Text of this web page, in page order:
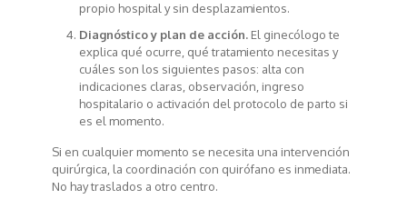
propio hospital y sin desplazamientos.
Diagnóstico y plan de acción.El ginecólogo te
explica qué ocurre, qué tratamiento necesitas y
cuáles son los siguientes pasos: alta con
indicaciones claras, observación, ingreso
hospitalario o activación del protocolo de parto si
es el momento.
Si en cualquier momento se necesita una intervención
quirúrgica, la coordinación con quirófano es inmediata.
No hay traslados a otro centro.